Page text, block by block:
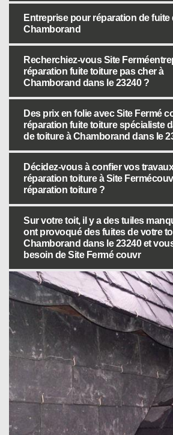
Entreprise pour réparation de fuite
Chamborand
Recherchiez-vous Site
réparation fuite toiture pas cher à
Chamborand dans le 23240 ?
Des prix en folie avec Site Fermé
réparation fuite toiture spécialiste
de toiture à Chamborand dans le
Décidez-vous à confier vos
réparation toiture à Site
réparation toiture ?
Sur votre toit, il y a des tuiles
ont provoqué des fuites de votre
Chamborand dans le 23240 et
besoin de Site Fermé couvr